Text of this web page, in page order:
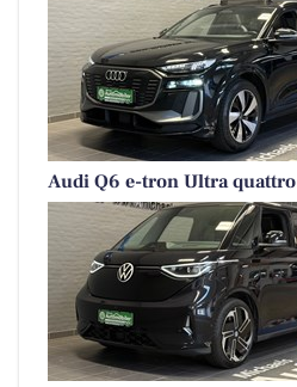
Audi Q6 e-tron Ultra quattro